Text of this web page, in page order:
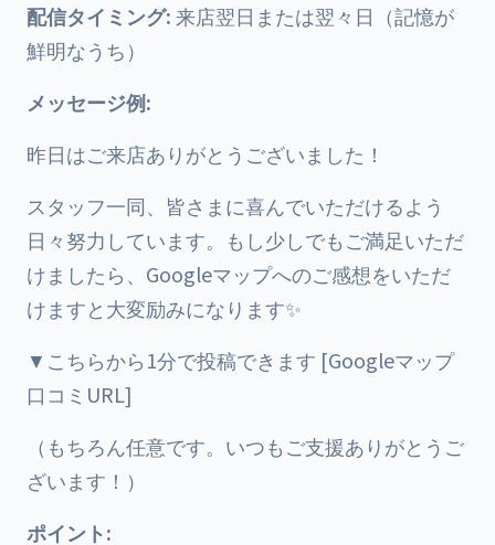
配信タイミング:来店翌日または翌々日（記憶が
鮮明なうち）
メッセージ例:
昨日はご来店ありがとうございました！
スタッフ一同、皆さまに喜んでいただけるよう
日々努力しています。もし少しでもご満足いただ
けましたら、Googleマップへのご感想をいただ
けますと大変励みになります✨
▼こちらから1分で投稿できます [Googleマップ
口コミURL]
（もちろん任意です。いつもご支援ありがとうご
ざいます！）
ポイント: